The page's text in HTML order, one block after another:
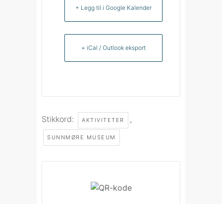
+ Legg til i Google Kalender
+ iCal / Outlook eksport
Stikkord: AKTIVITETER ,
SUNNMØRE MUSEUM